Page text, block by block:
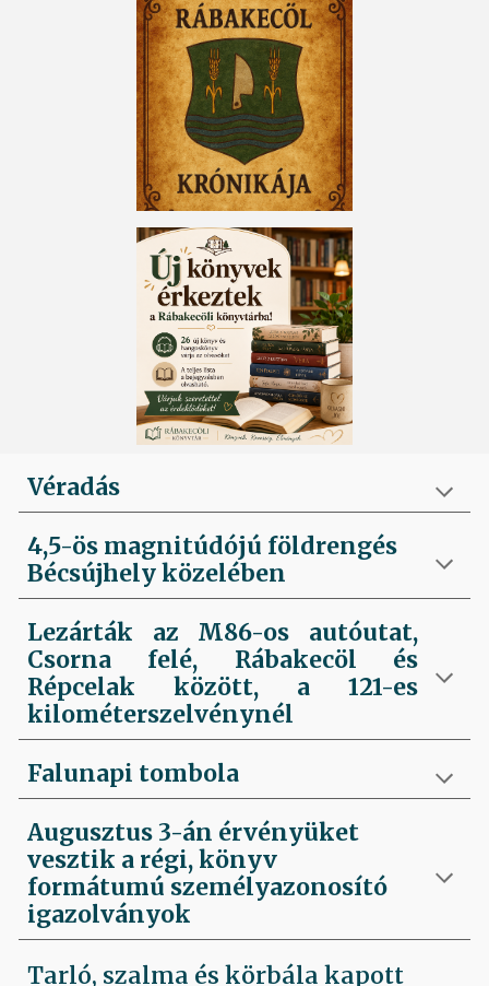
Véradás
4,5-ös magnitúdójú földrengés
Bécsújhely közelében
Lezárták az M86-os autóutat,
Csorna felé, Rábakecöl és
Répcelak között, a 121-es
kilométerszelvénynél
Falunapi tombola
Augusztus 3-án érvényüket
vesztik a régi, könyv
formátumú személyazonosító
igazolványok
Tarló, szalma és körbála kapott